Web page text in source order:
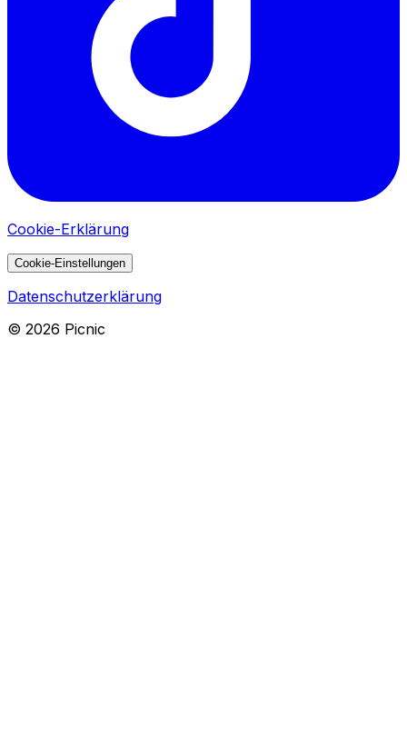
Cookie-Erklärung
Cookie-Einstellungen
Datenschutzerklärung
© 2026 Picnic